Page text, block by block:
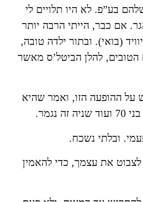
בע”פ. לא היו תלויים לי
אם כבר, הייתי הרבה יותר
(בואי). ובתור ילדה טובה,
הטובים, להלן הביטל’ס מאשר
על ההופעה הזו, ואמר שהיא
ובלתי נשכח.
את עצמך, כדי להאמין